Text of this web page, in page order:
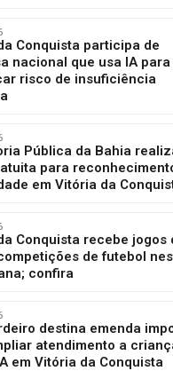
Conquista participa de
nacional que usa IA para
risco de insuficiência
Pública da Bahia
para
em Vitória da
Conquista recebe jogos
de futebol
confira
destina emenda
atendimento a
em Vitória da Conquista